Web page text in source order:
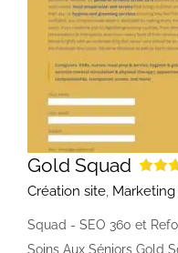
Gold Squad
Création site,
Squad - SEO 360 et
Soins Aux Séniors Gold